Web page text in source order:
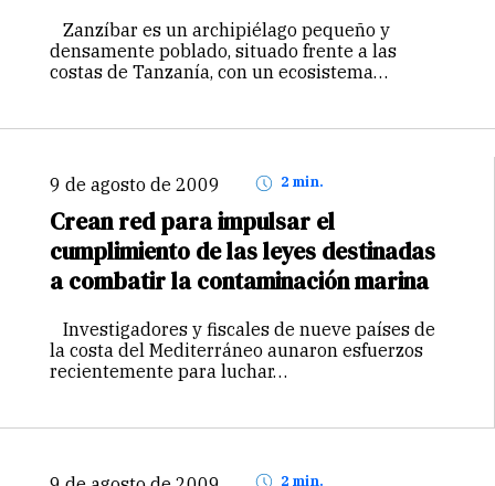
Zanzíbar es un archipiélago pequeño y
densamente poblado, situado frente a las
costas de Tanzanía, con un ecosistema…
9 de agosto de 2009 2 min.
Crean red para impulsar el
cumplimiento de las leyes destinadas
a combatir la contaminación marina
Investigadores y fiscales de nueve países de
la costa del Mediterráneo aunaron esfuerzos
recientemente para luchar…
2 min.